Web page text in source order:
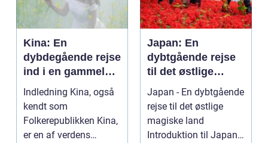
Kina: En
dybdegående rejse
ind i en gammel
kultur
Indledning Kina, også
kendt som
Folkerepublikken Kina,
er en af verdens
Japan: En
dybtgående rejse
til det østlige
magiske land
Japan - En dybtgående
rejse til det østlige
magiske land
Introduktion til Japan